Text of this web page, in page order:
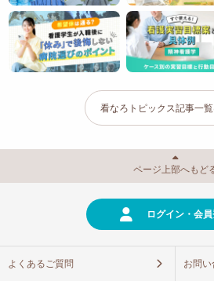
看なろトピックス記事一
ページ上部へもど
ログイン・会
よくあるご質問 お問い